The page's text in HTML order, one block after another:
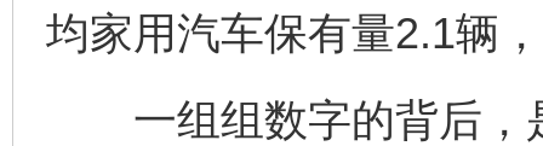
均家用汽车保有量2.1辆
一组组数字的背后，